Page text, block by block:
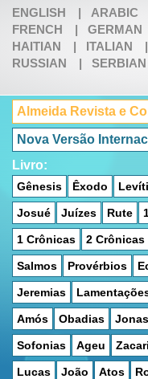
ENGLISH | ARABIC
FRENCH
| GERMAN
HAITIAN
| ITALIAN
RUSSIAN
| SERBIAN
Almeida Revista e
Nova Versão
Livro:
Gênesis Êxodo
Josué Juízes Rute
1 Crônicas 2 Crônicas
Salmos Provérbios
Jeremias
Amós Obadias Jonas
Sofonias Ageu
Lucas João Atos